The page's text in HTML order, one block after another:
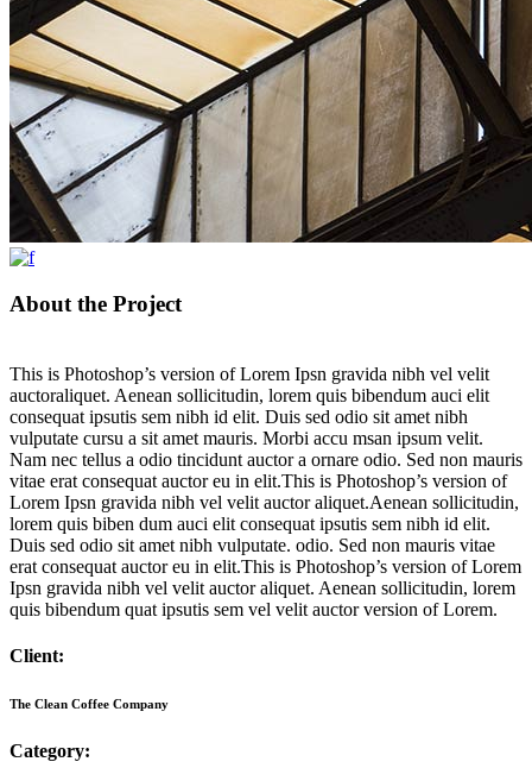
About the Project
This is Photoshop’s version of Lorem Ipsn gravida nibh vel velit
auctoraliquet. Aenean sollicitudin, lorem quis bibendum auci elit
consequat ipsutis sem nibh id elit. Duis sed odio sit amet nibh
vulputate cursu a sit amet mauris. Morbi accu msan ipsum velit.
Nam nec tellus a odio tincidunt auctor a ornare odio. Sed non mauris
vitae erat consequat auctor eu in elit.This is Photoshop’s version of
Lorem Ipsn gravida nibh vel velit auctor aliquet.Aenean sollicitudin,
lorem quis biben dum auci elit consequat ipsutis sem nibh id elit.
Duis sed odio sit amet nibh vulputate. odio. Sed non mauris vitae
erat consequat auctor eu in elit.This is Photoshop’s version of Lorem
Ipsn gravida nibh vel velit auctor aliquet. Aenean sollicitudin, lorem
quis bibendum quat ipsutis sem vel velit auctor version of Lorem.
Client:
The Clean Coffee Company
Category: